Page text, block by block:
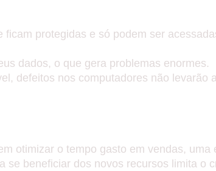
protegidas e só podem ser
dados, o que gera problemas enormes.
defeitos nos computadores não levarão
otimizar o tempo gasto em vendas, uma
se beneficiar dos novos recursos limita o